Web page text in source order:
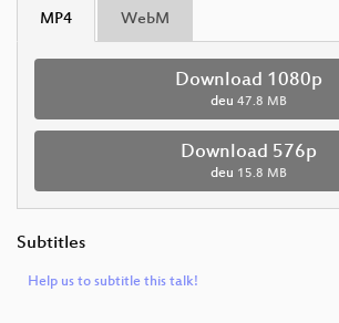
MP4 WebM
Download 1080p
deu 47.8 MB
Download 576p
deu 15.8 MB
Subtitles
Help us to subtitle this talk!